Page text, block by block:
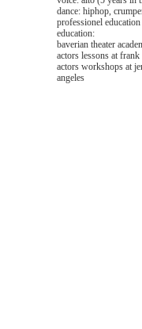
dance: hiphop,
professionel
education:
baverian theater
actors lessons at
actors workshops at
angeles